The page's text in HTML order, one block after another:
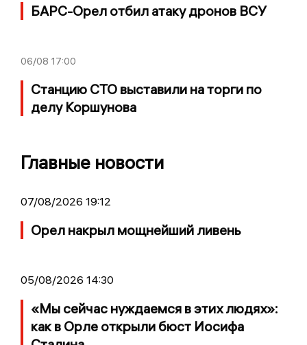
БАРС-Орел отбил атаку дронов ВСУ
06/08 17:00
Станцию СТО выставили на торги по
делу Коршунова
Главные новости
07/08/2026 19:12
Орел накрыл мощнейший ливень
05/08/2026 14:30
«Мы сейчас нуждаемся в этих людях»:
как в Орле открыли бюст Иосифа